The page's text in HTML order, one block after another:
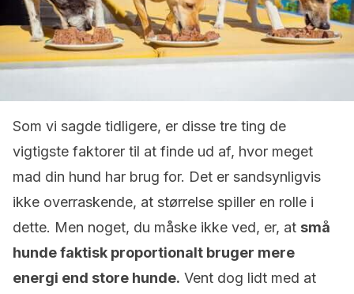
Som vi sagde tidligere, er disse tre ting de
vigtigste faktorer til at finde ud af, hvor meget
mad din hund har brug for. Det er sandsynligvis
ikke overraskende, at størrelse spiller en rolle i
dette. Men noget, du måske ikke ved, er, at små
hunde faktisk proportionalt bruger mere
energi end store hunde. Vent dog lidt med at